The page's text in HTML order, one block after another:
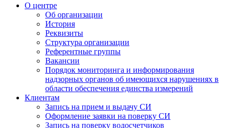
О центре
Об организации
История
Реквизиты
Структура организации
Референтные группы
Вакансии
Порядок мониторинга и информирования
надзорных органов об имеющихся нарушениях в
области обеспечения единства измерений
Клиентам
Запись на прием и выдачу СИ
Оформление заявки на поверку СИ
Запись на поверку водосчетчиков